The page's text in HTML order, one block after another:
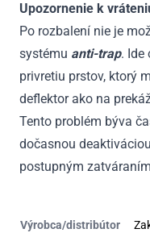
Upozornenie k
Po rozbalení nie je
systému anti-trap. Ide
privretiu prstov, ktorý
deflektor ako na
Tento problém býva
dočasnou
postupným
Výrobca/distribútor